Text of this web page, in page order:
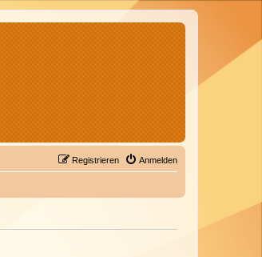
Anmelden
Registrieren